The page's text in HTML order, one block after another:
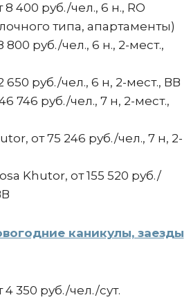
400 руб./чел., 6 н., RO
типа, апартаменты)
800 руб./чел., 6 н., 2-мест.,
650 руб./чел., 6 н, 2-мест., ВВ
746 руб./чел., 7 н, 2-мест.,
от 75 246 руб./чел., 7 н, 2-
Khutor, от 155 520 руб./
каникулы, заезды
350 руб./чел./сут.